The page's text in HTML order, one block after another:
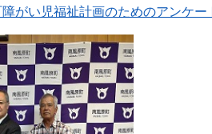
がい児福祉計画のためのアンケ